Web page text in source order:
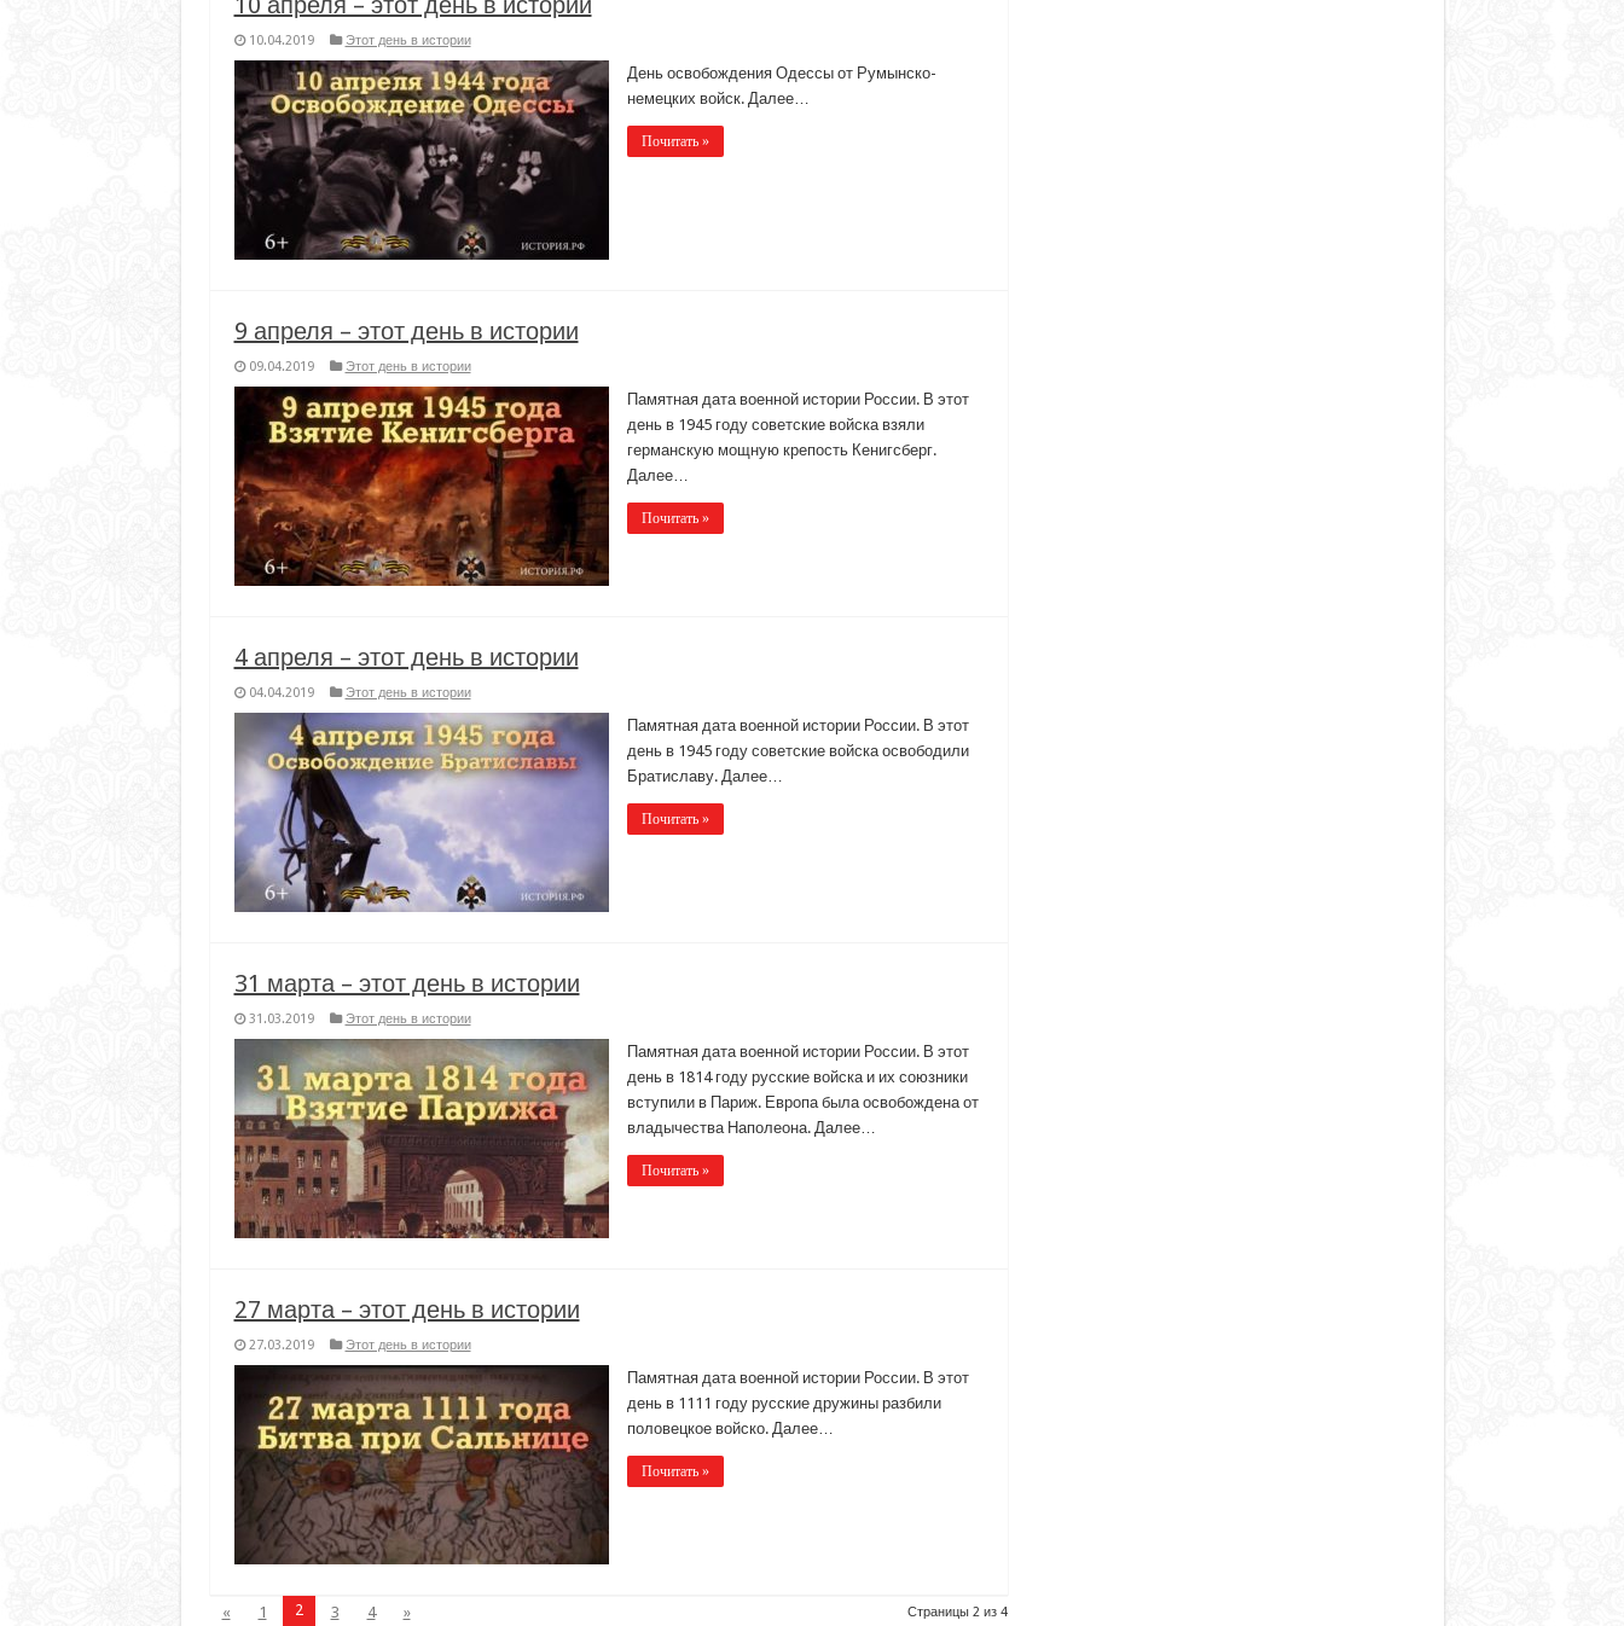
10.04.2019 Этот день в истории
День освобождения Одессы от Румынско-
немецких войск. Далее…
Почитать »
9 апреля – этот день в истории
09.04.2019 Этот день в истории
Памятная дата военной истории России. В этот
день в 1945 году советские войска взяли
германскую мощную крепость Кенигсберг.
Далее…
Почитать »
4 апреля – этот день в истории
04.04.2019 Этот день в истории
Памятная дата военной истории России. В этот
день в 1945 году советские войска освободили
Братиславу. Далее…
Почитать »
31 марта – этот день в истории
31.03.2019 Этот день в истории
Памятная дата военной истории России. В этот
день в 1814 году русские войска и их союзники
вступили в Париж. Европа была освобождена от
владычества Наполеона. Далее…
Почитать »
27 марта – этот день в истории
27.03.2019 Этот день в истории
Памятная дата военной истории России. В этот
день в 1111 году русские дружины разбили
половецкое войско. Далее…
Почитать »
Страницы 2 из 4
« 1 2 3 4 »